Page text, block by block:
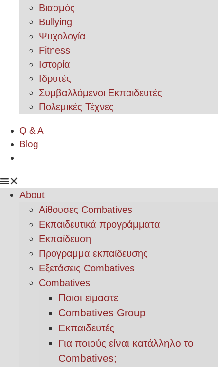
Βιασμός
Bullying
Ψυχολογία
Fitness
Ιστορία
Ιδρυτές
Συμβαλλόμενοι Εκπαιδευτές
Πολεμικές Τέχνες
Q & A
Blog
About
Αίθουσες Combatives
Εκπαιδευτικά προγράμματα
Εκπαίδευση
Πρόγραμμα εκπαίδευσης
Εξετάσεις Combatives
Combatives
Ποιοι είμαστε
Combatives Group
Εκπαιδευτές
Για ποιούς είναι κατάλληλο το
Combatives;